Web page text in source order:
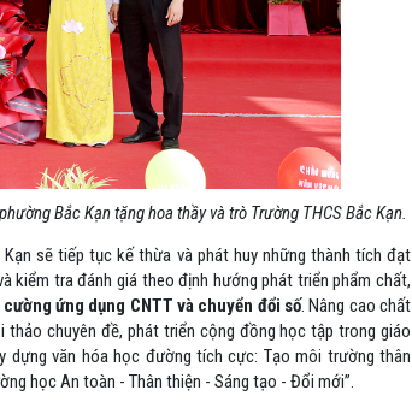
Bắc Kạn tặng hoa thầy và trò Trường THCS Bắc Kạn.
Kạn sẽ tiếp tục kế thừa và phát huy những thành tích đạt
kiểm tra đánh giá theo định hướng phát triển phẩm chất,
ứng dụng CNTT và chuyển đổi số.Nâng cao chất
chuyên đề, phát triển cộng đồng học tập trong giáo
dựng văn hóa học đường tích cực: Tạo môi trường thân
học An toàn - Thân thiện - Sáng tạo - Đổi mới”.